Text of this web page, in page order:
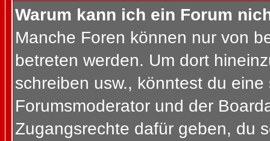
Warum kann ich ein Forum
Manche Foren können nur von
betreten werden. Um dort
schreiben usw., könntest du
Forumsmoderator und der
Zugangsrechte dafür geben, du